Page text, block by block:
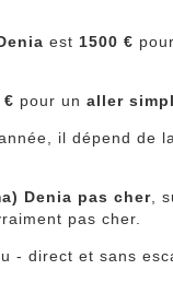
est 1500 €
pour unaller
il dépend de
Denia pas cher,
pas cher.
- direct et sans